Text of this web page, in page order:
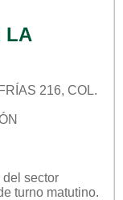
LA
216, COL.
sector
turno matutino.